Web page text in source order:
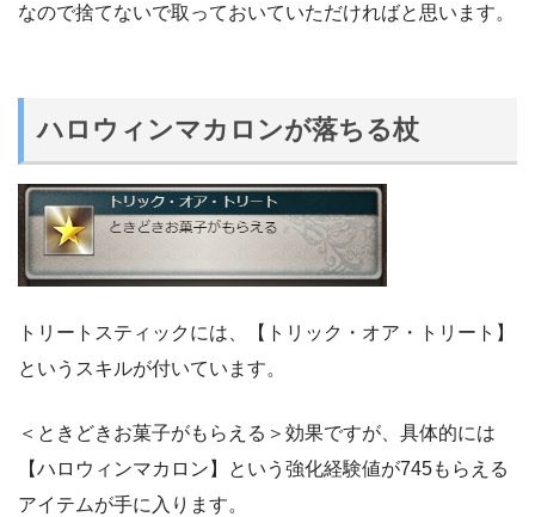
なので捨てないで取っておいていただければと思います。
ハロウィンマカロンが落ちる杖
トリートスティックには、【トリック・オア・トリート】
というスキルが付いています。
＜ときどきお菓子がもらえる＞効果ですが、具体的には
【ハロウィンマカロン】という強化経験値が745もらえる
アイテムが手に入ります。